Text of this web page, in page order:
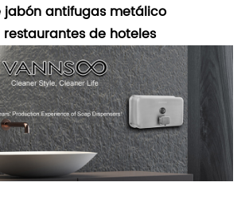
jabón antifugas metálico
de hoteles